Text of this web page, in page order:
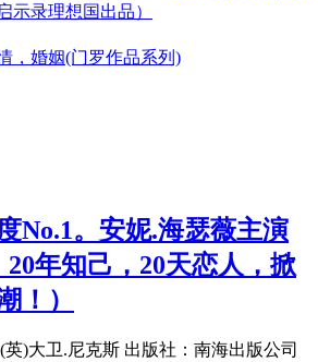
示录理想国出品）
，婚姻(门罗作品系列)
No.1。安妮.海瑟薇主演
20年知己，20天恋人，掀
！）
)大卫.尼克斯 出版社：南海出版公司